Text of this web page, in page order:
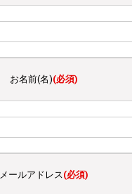
お名前(名)(必須)
メールアドレス(必須)